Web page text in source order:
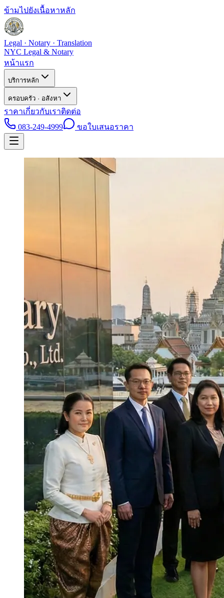
ข้ามไปยังเนื้อหาหลัก
Legal · Notary · Translation
NYC Legal & Notary
หน้าแรก
บริการหลัก
ครอบครัว · อสังหา
ราคาเกี่ยวกับเราติดต่อ
083-249-4999
ขอใบเสนอราคา